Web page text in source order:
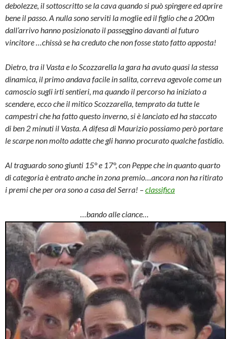
debolezze, il sottoscritto se la cava quando si può spingere ed aprire
bene il passo. A nulla sono serviti la moglie ed il figlio che a 200m
dall’arrivo hanno posizionato il passeggino davanti al futuro
vincitore …chissà se ha creduto che non fosse stato fatto apposta!
Dietro, tra il Vasta e lo Scozzarella la gara ha avuto quasi la stessa
dinamica, il primo andava facile in salita, correva agevole come un
camoscio sugli irti sentieri, ma quando il percorso ha iniziato a
scendere, ecco che il mitico Scozzarella, temprato da tutte le
campestri che ha fatto questo inverno, si è lanciato ed ha staccato
di ben 2 minuti il Vasta. A difesa di Maurizio possiamo però portare
le scarpe non molto adatte che gli hanno procurato qualche fastidio.
Al traguardo sono giunti 15° e 17°, con Peppe che in quanto quarto
di categoria è entrato anche in zona premio…ancora non ha ritirato
i premi che per ora sono a casa del Serra! –classifica
…bando alle ciance…